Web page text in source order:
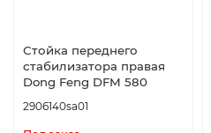
Стойка переднего
стабилизатора правая
Dong Feng DFM 580
2906140sa01